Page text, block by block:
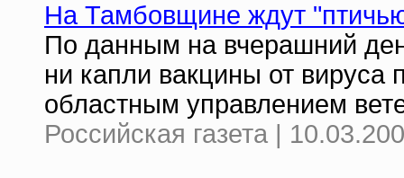
На Тамбовщине ждут
По данным на вчерашний
ни капли вакцины от вируса
областным управлением
Российская газета |